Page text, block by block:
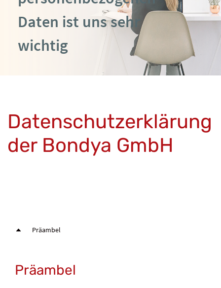
Daten ist uns sehr
wichtig
Datenschutzerklärung
der Bondya GmbH
Präambel
Präambel